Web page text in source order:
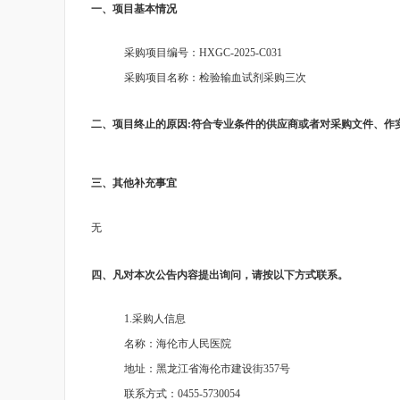
一、项目基本情况
采购项目编号： HXGC-2025-C031
采购项目名称： 检验输血试剂采购三次
二、项目终止的原因 :符合专业条件的供应商或者对采购文件、作
三、其他补充事宜
无
四、凡对本次公告内容提出询问，请按以下方式联系。
1.采购人信息
名称：海伦市人民医院
地址：黑龙江省海伦市建设街357号
联系方式： 0455-5730054